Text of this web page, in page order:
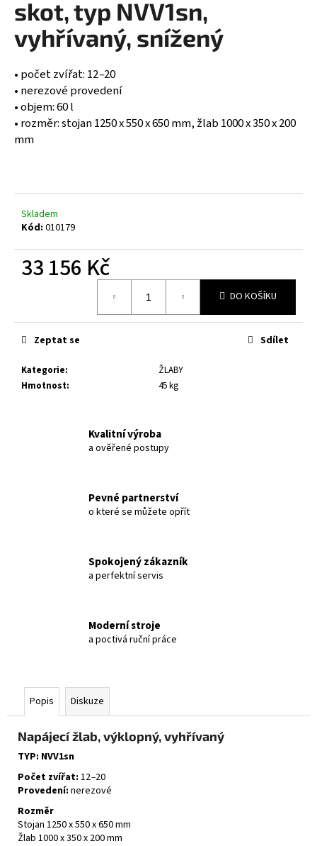
skot, typ NVV1sn,
vyhřívaný, snížený
• počet zvířat: 12–⁠⁠⁠⁠⁠⁠20
• nerezové provedení
• objem: 60 l
• rozměr: stojan 1250 x 550 x 650 mm, žlab 1000 x 350 x 200
mm
Skladem
Kód: 010179
33 156 Kč
DO KOŠÍKU
Kategorie:
ŽLABY
Hmotnost: 45 kg
Zeptat se Sdílet
Kvalitní výroba
a ověřené postupy
Pevné partnerství
o které se můžete opřít
Spokojený zákazník
a perfektní servis
Moderní stroje
a poctivá ruční práce
Popis Diskuze
Napájecí žlab, výklopný, vyhřívaný
TYP: NVV1sn
Počet zvířat: 12–⁠⁠⁠⁠⁠⁠20
Provedení: nerezové
Rozměr
Stojan 1250 x 550 x 650 mm
Žlab 1000 x 350 x 200 mm
a
j
t
?
D
o
č
u
m